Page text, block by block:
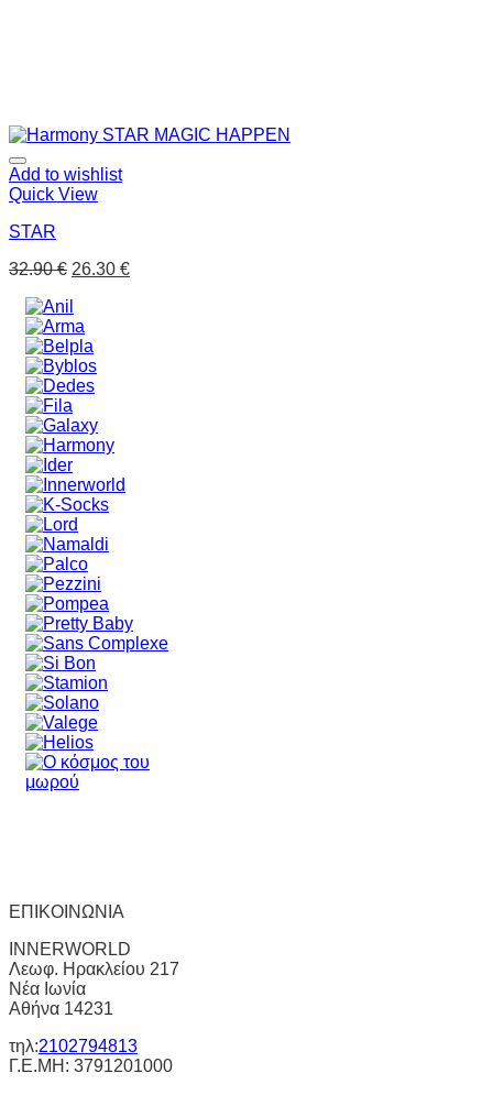
Add to wishlist
Quick View
STAR
32.90€ 26.30 €
ΕΠΙΚΟΙΝΩΝΙΑ
INNERWORLD
Λεωφ. Ηρακλείου 217
Νέα Ιωνία
Αθήνα 14231
τηλ:2102794813
Γ.Ε.ΜΗ: 3791201000